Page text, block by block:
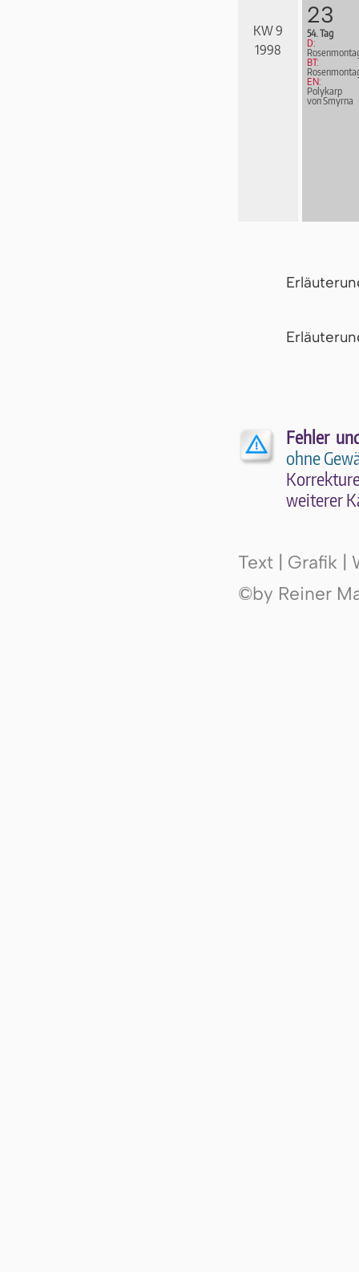
KW 9
1998
23
54. Tag
D:
BT:
EN:
Polykarp
von Smyrna
Fehler
ohne
wei­te­rer
Text | Grafik |
©by Reiner